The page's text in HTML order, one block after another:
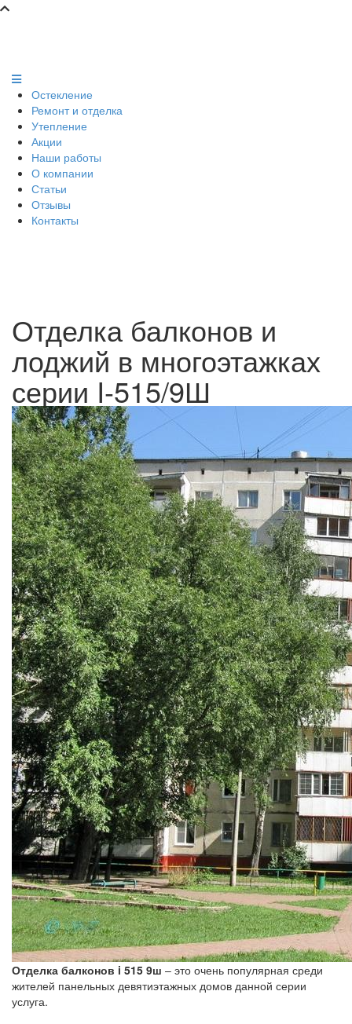
Остекление
Ремонт и отделка
Утепление
Акции
Наши работы
О компании
Статьи
Отзывы
Контакты
Отделка балконов и
лоджий в многоэтажках
серии I-515/9Ш
Отделка балконов i 515 9ш – это очень популярная среди
жителей панельных девятиэтажных домов данной серии
услуга.